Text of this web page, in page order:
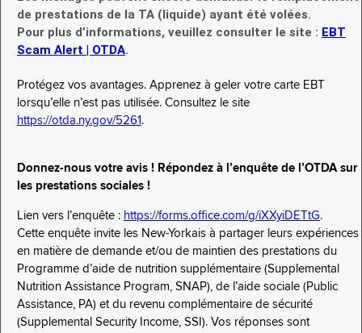
de prestations de la TA (liquide) ayant été volées.
Pour plus d’informations, veuillez consulter le site : EBT
Scam Alert | OTDA.
Protégez vos avantages. Apprenez à geler votre carte EBT
lorsqu’elle n’est pas utilisée. Consultez le site
https://otda.ny.gov/5261 .
Donnez-nous votre avis ! Répondez à l’enquête de l’OTDA sur
les prestations sociales !
Lien vers l’enquête : https://forms.office.com/g/iXXyiDETtG.
Cette enquête invite les New-Yorkais à partager leurs expériences
en matière de demande et/ou de maintien des prestations du
Programme d’aide de nutrition supplémentaire (Supplemental
Nutrition Assistance Program, SNAP), de l’aide sociale (Public
Assistance, PA) et du revenu complémentaire de sécurité
(Supplemental Security Income, SSI). Vos réponses sont